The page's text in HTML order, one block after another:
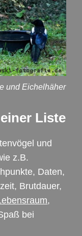
und Eichelhäher
Liste
und
z.B.
Daten,
Brutdauer,
,
bei